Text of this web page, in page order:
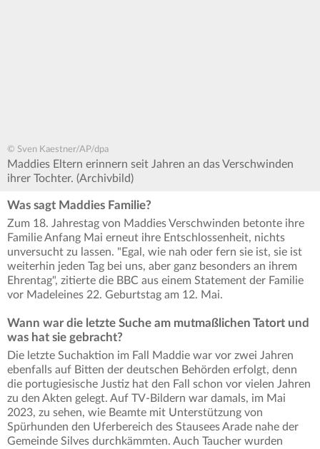
© Sven Kaestner/AP/dpa
Maddies Eltern erinnern seit Jahren an das Verschwinden
ihrer Tochter. (Archivbild)
Was sagt Maddies Familie?
Zum 18. Jahrestag von Maddies Verschwinden betonte ihre
Familie Anfang Mai erneut ihre Entschlossenheit, nichts
unversucht zu lassen. "Egal, wie nah oder fern sie ist, sie ist
weiterhin jeden Tag bei uns, aber ganz besonders an ihrem
Ehrentag", zitierte die BBC aus einem Statement der Familie
vor Madeleines 22. Geburtstag am 12. Mai.
Wann war die letzte Suche am mutmaßlichen Tatort und
was hat sie gebracht?
Die letzte Suchaktion im Fall Maddie war vor zwei Jahren
ebenfalls auf Bitten der deutschen Behörden erfolgt, denn
die portugiesische Justiz hat den Fall schon vor vielen Jahren
zu den Akten gelegt. Auf TV-Bildern war damals, im Mai
2023, zu sehen, wie Beamte mit Unterstützung von
Spürhunden den Uferbereich des Stausees Arade nahe der
Gemeinde Silves durchkämmten. Auch Taucher wurden